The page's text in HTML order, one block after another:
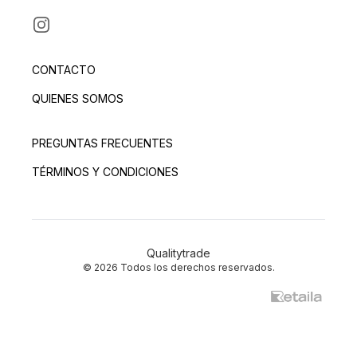
INSTAGRAM
CONTACTO
QUIENES SOMOS
PREGUNTAS FRECUENTES
TÉRMINOS Y CONDICIONES
Qualitytrade
© 2026 Todos los derechos reservados.